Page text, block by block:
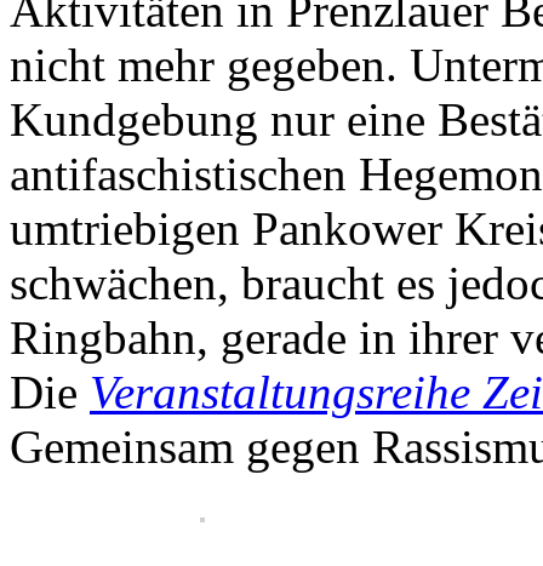
nicht mehr gegeben.
Kundgebung nur eine
antifaschistischen
umtriebigen Pankower
schwächen, braucht es
Ringbahn, gerade in ihrer
Die Veranstaltungsreihe
Gemeinsam gegen